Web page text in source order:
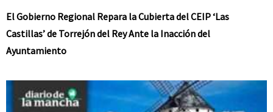
El Gobierno Regional Repara la Cubierta del CEIP ‘Las
Castillas’ de Torrejón del Rey Ante la Inacción del
Ayuntamiento